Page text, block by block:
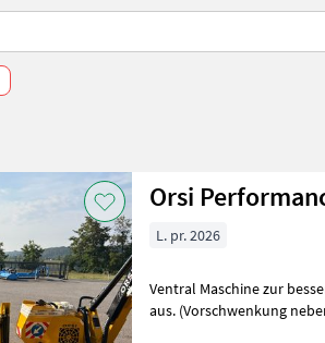
Orsi
L. pr. 2026
Ventral Maschine zur
aus. (Vorschwenkung neben